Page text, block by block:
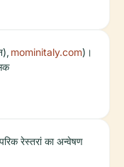
mominitaly.com)।
रेस्तरां का अन्वेषण